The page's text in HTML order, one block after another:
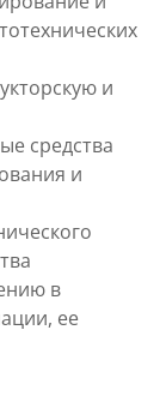
и
средства
и
в
ее